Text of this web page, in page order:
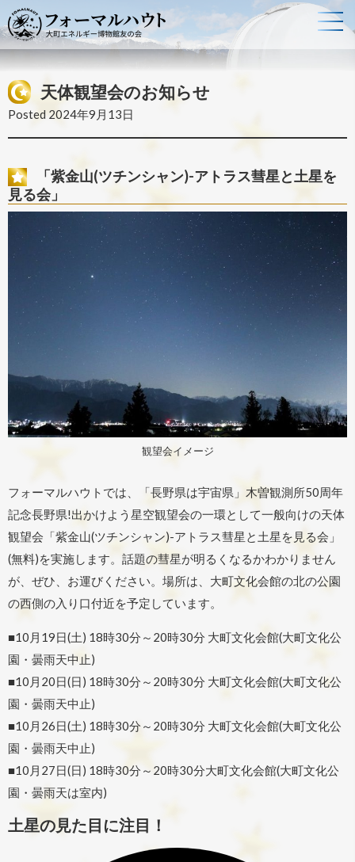
天体観望会のお知らせ
Posted 2024年9月13日
「紫金山(ツチンシャン)-アトラス彗星と土星を
見る会」
観望会イメージ
フォーマルハウトでは、「長野県は宇宙県」木曽観測所50周年
記念長野県!出かけよう星空観望会の一環として一般向けの天体
観望会「紫金山(ツチンシャン)-アトラス彗星と土星を見る会」
(無料)を実施します。話題の彗星が明るくなるかわかりません
が、ぜひ、お運びください。場所は、大町文化会館の北の公園
の西側の入り口付近を予定しています。
■10月19日(土) 18時30分～20時30分 大町文化会館(大町文化公
園・曇雨天中止)
■10月20日(日) 18時30分～20時30分 大町文化会館(大町文化公
園・曇雨天中止)
■10月26日(土) 18時30分～20時30分 大町文化会館(大町文化公
園・曇雨天中止)
■10月27日(日) 18時30分～20時30分大町文化会館(大町文化公
園・曇雨天は室内)
土星の見た目に注目！